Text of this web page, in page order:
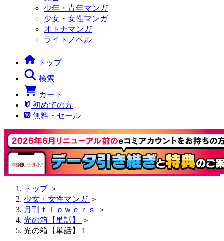
少年・青年マンガ
少女・女性マンガ
オトナマンガ
ライトノベル
トップ
検索
カート
初めての方
無料・セール
トップ ＞
少女・女性マンガ ＞
月刊ｆｌｏｗｅｒｓ
＞
光の箱【単話】
＞
光の箱【単話】 1